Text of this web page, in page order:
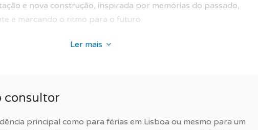
e nova construção, inspirada por memórias do passado,
e marcando o ritmo para o futuro.
do Duque, é uma peça intemporal num cenário requintado, ligando
qualidade de vida assim como inúmeras vantagens para os seus
numa zona económica dinâmica da capital, qualidade de vida
cidade.
Ler mais
consultor
principal como para férias em Lisboa ou mesmo para um